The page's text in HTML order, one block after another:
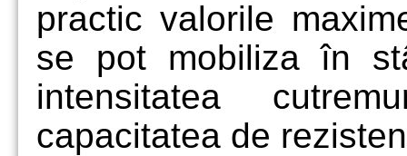
practic valorile
se pot mobiliza în
intensitatea
capacitatea de